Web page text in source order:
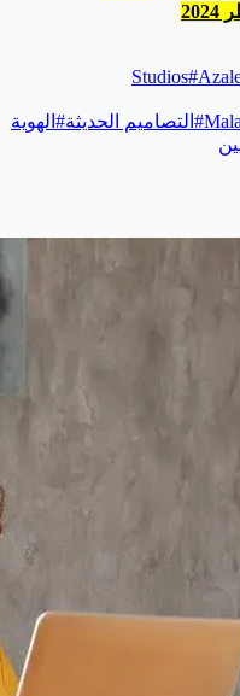
#
# التصاميم الحديثة# الهوية